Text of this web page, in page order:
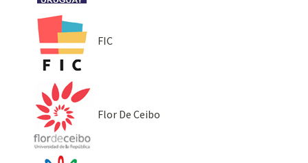
FIC
Flor De Ceibo